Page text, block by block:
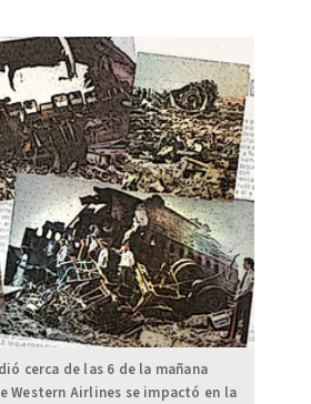
cerca de las 6 de la mañana
Western Airlines se impactó en la